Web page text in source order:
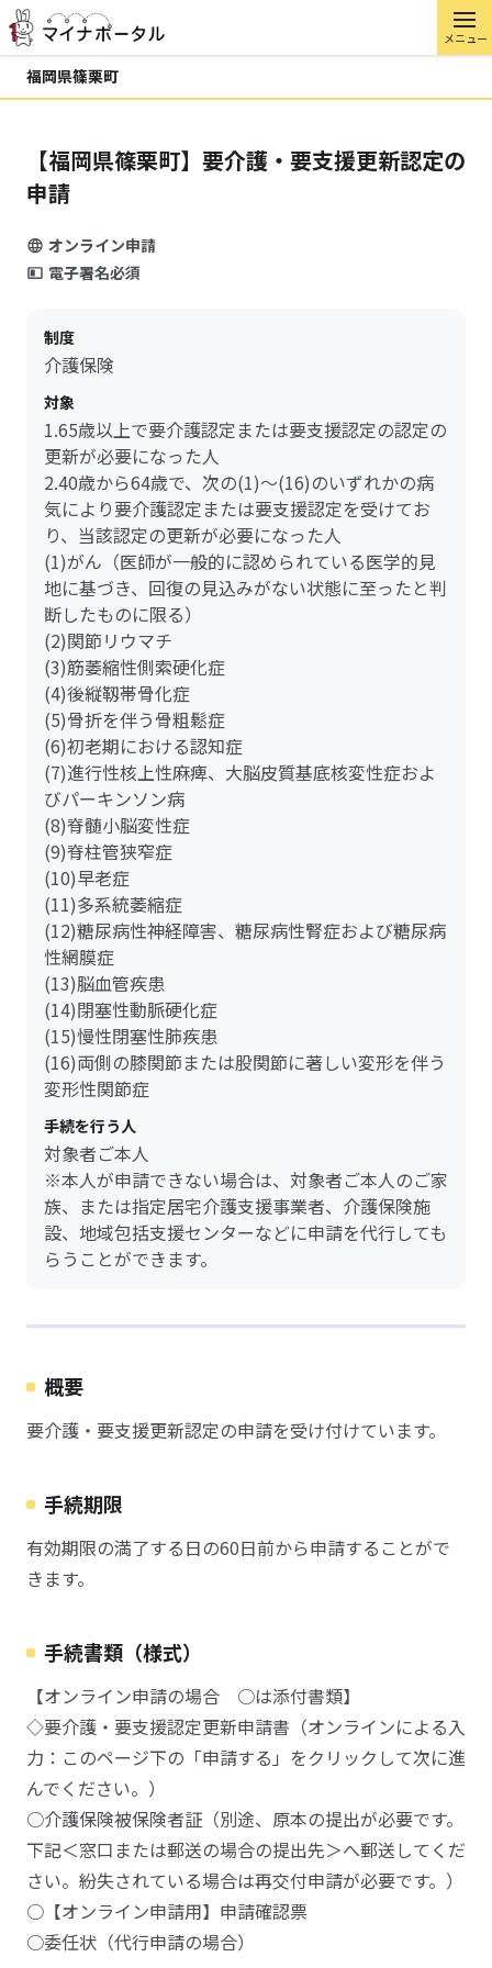
メニュー
福岡県篠栗町
【福岡県篠栗町】要介護・要支援更新認定の
申請
オンライン申請
電子署名必須
制度
介護保険
対象
1.65歳以上で要介護認定または要支援認定の認定の
更新が必要になった人
2.40歳から64歳で、次の(1)～(16)のいずれかの病
気により要介護認定または要支援認定を受けてお
り、当該認定の更新が必要になった人
(1)がん（医師が一般的に認められている医学的見
地に基づき、回復の見込みがない状態に至ったと判
断したものに限る）
(2)関節リウマチ
(3)筋萎縮性側索硬化症
(4)後縦靱帯骨化症
(5)骨折を伴う骨粗鬆症
(6)初老期における認知症
(7)進行性核上性麻痺、大脳皮質基底核変性症およ
びパーキンソン病
(8)脊髄小脳変性症
(9)脊柱管狭窄症
(10)早老症
(11)多系統萎縮症
(12)糖尿病性神経障害、糖尿病性腎症および糖尿病
性網膜症
(13)脳血管疾患
(14)閉塞性動脈硬化症
(15)慢性閉塞性肺疾患
(16)両側の膝関節または股関節に著しい変形を伴う
変形性関節症
手続を行う人
対象者ご本人
※本人が申請できない場合は、対象者ご本人のご家
族、または指定居宅介護支援事業者、介護保険施
設、地域包括支援センターなどに申請を代行しても
らうことができます。
概要
要介護・要支援更新認定の申請を受け付けています。
手続期限
有効期限の満了する日の60日前から申請することがで
きます。
手続書類（様式）
【オンライン申請の場合 ○は添付書類】
◇要介護・要支援認定更新申請書（オンラインによる入
力：このページ下の「申請する」をクリックして次に進
んでください。）
○介護保険被保険者証（別途、原本の提出が必要です。
下記＜窓口または郵送の場合の提出先＞へ郵送してくだ
さい。紛失されている場合は再交付申請が必要です。）
○【オンライン申請用】申請確認票
○委任状（代行申請の場合）